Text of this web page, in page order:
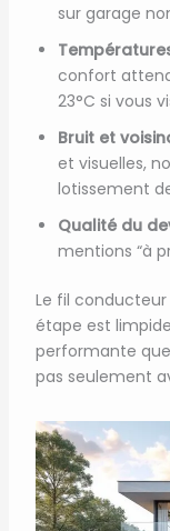
sur garage
confort
23°C si vous
Bruit et
et visuelles,
lotissement
Qualité du
mentions “à
Le fil
étape est
performante
pas seulement